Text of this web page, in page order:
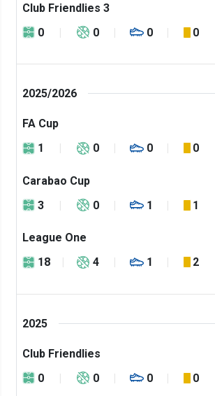
Club Friendlies 3
0
0 0 0
2025/2026
FA Cup
1
0 0 0
Carabao Cup
3
0 1 1
League One
18
4 1 2
2025
Club Friendlies
0
0 0 0